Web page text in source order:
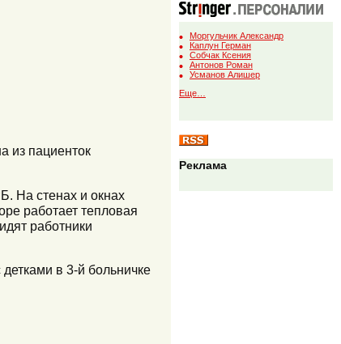
из пациенток
На стенах и окнах
работает тепловая
работники
в 3-й больничке
Моргульчик Александр
Каплун Герман
Собчак Ксения
Антонов Роман
Усманов Алишер
Еще…
Реклама